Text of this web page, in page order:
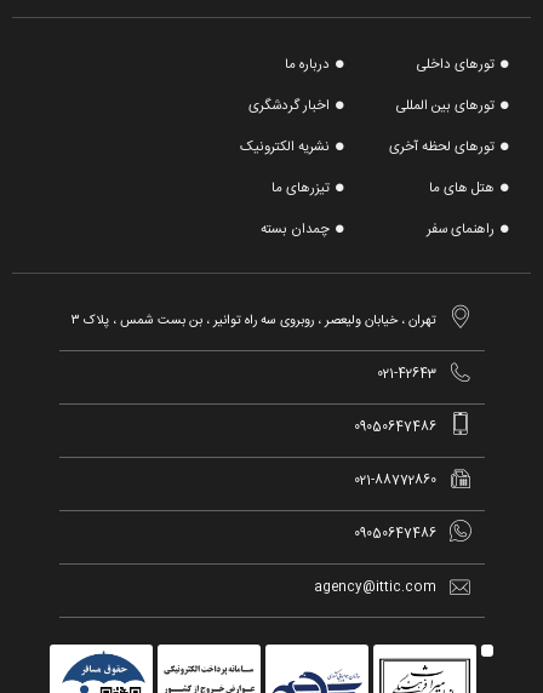
تورهای داخلی
تورهای بین المللی
تورهای لحظه آخری
هتل های ما
راهنمای سفر
درباره ما
اخبار گردشگری
نشریه الکترونیک
تیزرهای ما
چمدان بسته
 تهران ، خیابان ولیعصر ، روبروی سه راه توانیر ، بن بست شمس ، پلاک ۳

021-42643

09050647486

021-88772860

09050647486

agency@ittic.com